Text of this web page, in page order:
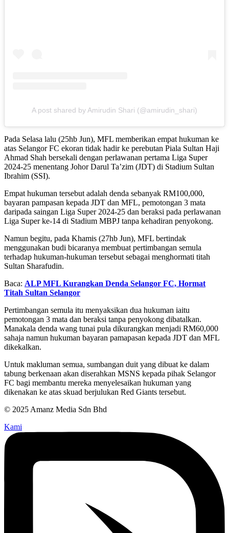
A post shared by Amirudin Shari (@amirudin_shari)
Pada Selasa lalu (25hb Jun), MFL memberikan empat hukuman ke
atas Selangor FC ekoran tidak hadir ke perebutan Piala Sultan Haji
Ahmad Shah bersekali dengan perlawanan pertama Liga Super
2024-25 menentang Johor Darul Ta’zim (JDT) di Stadium Sultan
Ibrahim (SSI).
Empat hukuman tersebut adalah denda sebanyak RM100,000,
bayaran pampasan kepada JDT dan MFL, pemotongan 3 mata
daripada saingan Liga Super 2024-25 dan beraksi pada perlawanan
Liga Super ke-14 di Stadium MBPJ tanpa kehadiran penyokong.
Namun begitu, pada Khamis (27hb Jun), MFL bertindak
menggunakan budi bicaranya membuat pertimbangan semula
terhadap hukuman-hukuman tersebut sebagai menghormati titah
Sultan Sharafudin.
Baca: ALP MFL Kurangkan Denda Selangor FC, Hormat
Titah Sultan Selangor
Pertimbangan semula itu menyaksikan dua hukuman iaitu
pemotongan 3 mata dan beraksi tanpa penyokong dibatalkan.
Manakala denda wang tunai pula dikurangkan menjadi RM60,000
sahaja namun hukuman bayaran pamapasan kepada JDT dan MFL
dikekalkan.
Untuk makluman semua, sumbangan duit yang dibuat ke dalam
tabung berkenaan akan diserahkan MSNS kepada pihak Selangor
FC bagi membantu mereka menyelesaikan hukuman yang
dikenakan ke atas skuad berjulukan Red Giants tersebut.
© 2025 Amanz Media Sdn Bhd
Kami